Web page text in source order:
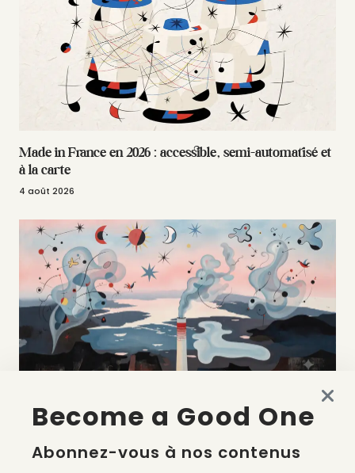
Made in France en 2026 : accessible, semi-automatisé et
à la carte
4 août 2026
La liste des prestataires du bilan carbone d’une marque
de mode
2 août 2026
Become a Good One
Abonnez-vous à nos contenus